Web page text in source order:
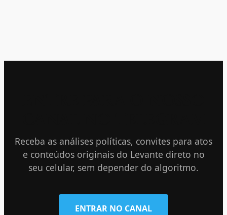
Receba as análises políticas, convites para atos
e conteúdos originais do Levante direto no
seu celular, sem depender do algoritmo.
ENTRAR NO CANAL